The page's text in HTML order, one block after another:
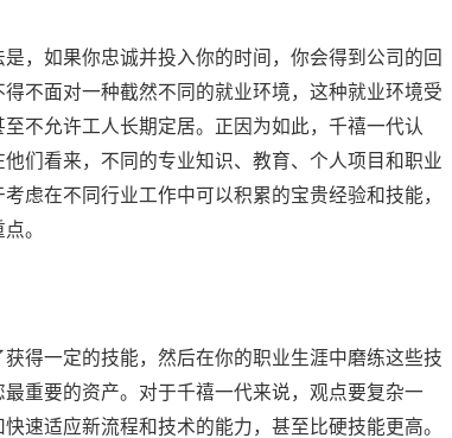
，如果你忠诚并投入你的时间，你会得到公司的回
不面对一种截然不同的就业环境，这种就业环境受
不允许工人长期定居。正因为如此，千禧一代认
们看来，不同的专业知识、教育、个人项目和职业
虑在不同行业工作中可以积累的宝贵经验和技能，
。
得一定的技能，然后在你的职业生涯中磨练这些技
重要的资产。对于千禧一代来说，观点要复杂一
速适应新流程和技术的能力，甚至比硬技能更高。